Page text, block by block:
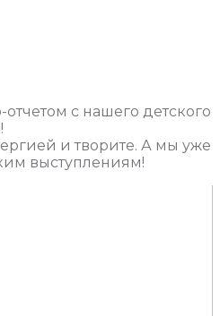
с нашего детского
и творите. А мы уже
выступлениям!